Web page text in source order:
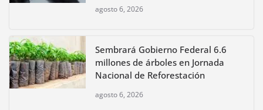
agosto 6, 2026
Sembrará Gobierno Federal 6.6
millones de árboles en Jornada
Nacional de Reforestación
agosto 6, 2026